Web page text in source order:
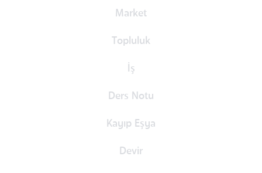
Market
Topluluk
İş
Ders Notu
Kayıp Eşya
Devir